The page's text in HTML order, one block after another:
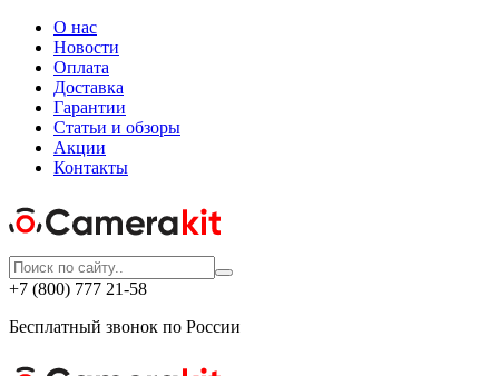
О нас
Новости
Оплата
Доставка
Гарантии
Статьи и обзоры
Акции
Контакты
+7 (800) 777 21-58
Бесплатный звонок по России